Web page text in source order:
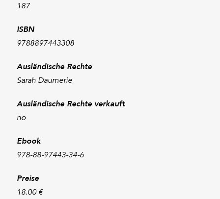
187
ISBN
9788897443308
Ausländische Rechte
Sarah Daumerie
Ausländische Rechte verkauft
no
Ebook
978-88-97443-34-6
Preise
18.00 €